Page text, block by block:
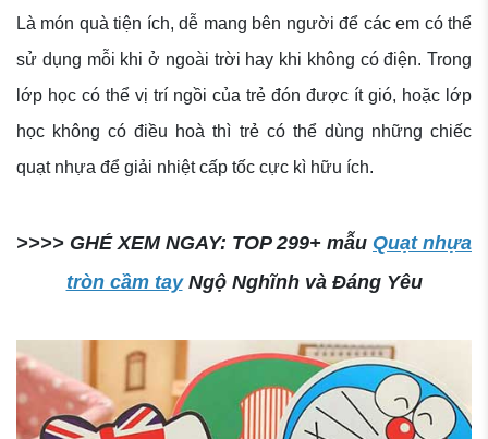
Là món quà tiện ích, dễ mang bên người để các em có thể
sử dụng mỗi khi ở ngoài trời hay khi không có điện. Trong
lớp học có thể vị trí ngồi của trẻ đón được ít gió, hoặc lớp
học không có điều hoà thì trẻ có thể dùng những chiếc
quạt nhựa để giải nhiệt cấp tốc cực kì hữu ích.
>>>> GHÉ XEM NGAY: TOP 299+ mẫu Quạt nhựa
tròn cầm tayNgộ Nghĩnh và Đáng Yêu